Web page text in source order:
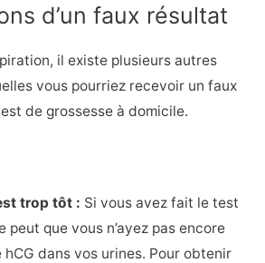
d’un faux résultat
il existe plusieurs autres
vous pourriez recevoir un faux
de grossesse à domicile.
trop tôt : Si vous avez fait le test
peut que vous n’ayez pas encore
hCG dans vos urines. Pour obtenir